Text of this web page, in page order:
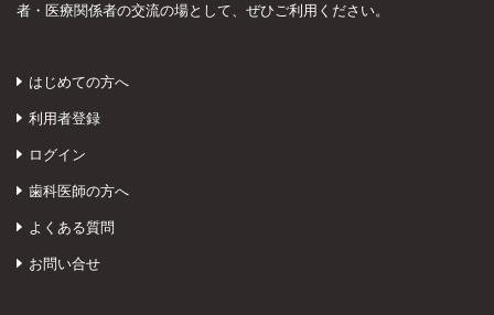
者・医療関係者の交流の場として、ぜひご利用ください。
はじめての方へ
利用者登録
ログイン
歯科医師の方へ
よくある質問
お問い合せ